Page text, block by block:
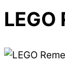
LEGO